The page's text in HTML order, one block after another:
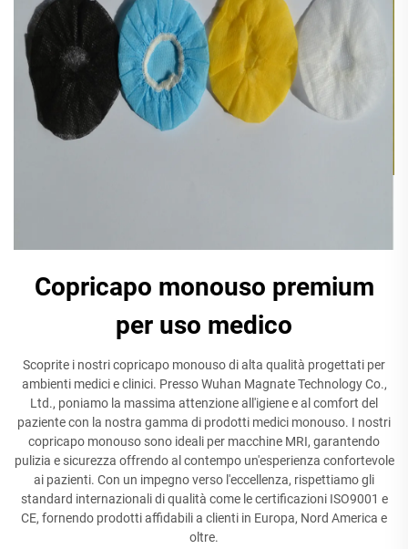
Copricapo monouso premium
per uso medico
Scoprite i nostri copricapo monouso di alta qualità progettati per
ambienti medici e clinici. Presso Wuhan Magnate Technology Co.,
Ltd., poniamo la massima attenzione all'igiene e al comfort del
paziente con la nostra gamma di prodotti medici monouso. I nostri
copricapo monouso sono ideali per macchine MRI, garantendo
pulizia e sicurezza offrendo al contempo un'esperienza confortevole
ai pazienti. Con un impegno verso l'eccellenza, rispettiamo gli
standard internazionali di qualità come le certificazioni ISO9001 e
CE, fornendo prodotti affidabili a clienti in Europa, Nord America e
oltre.